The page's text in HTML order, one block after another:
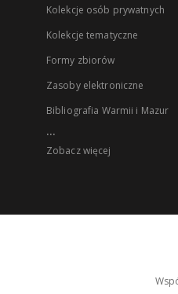
Kolekcje osób prywatnych
Kolekcje tematyczne
Formy zbiorów
Zasoby elektroniczne
Bibliografia Warmii i Mazur
...
Zobacz więcej